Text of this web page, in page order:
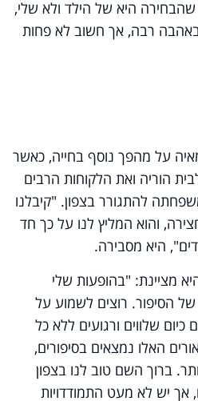
היא של הילד ולא שלי,
רבה, אך חשוב לא פחות
על מהפך נוסף בחייה, כאשר
הוריה ואת הלקוחות הרבים
להתגורר בצפון. "קיבלנו
והוא המליץ לנו על כך חד
היא מסבירה.
מציינת: "בהופעות שלי
של הסיפור. רוצים לשמוע על
שלווים ורגועים ללא כל
האלו נמצאים בסיפורים,
ברוך השם טוב לנו בצפון
אך יש לא מעט התמודדויות